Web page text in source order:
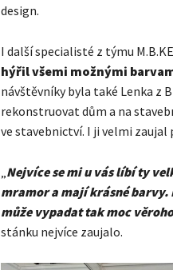
design.
I další specialisté z týmu
hýřil všemi možnými
návštěvníky byla také Lenka z
rekonstruovat dům a na
ve stavebnictví. I ji velmi zaujal
„Nejvícese mi u vás líbí ty
mramor a mají krásné
může vypadat tak moc
stánku nejvíce zaujalo.